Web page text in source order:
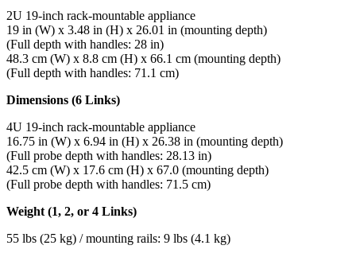
2U 19-inch rack-mountable appliance
19 in (W) x 3.48 in (H) x 26.01 in (mounting depth)
(Full depth with handles: 28 in)
48.3 cm (W) x 8.8 cm (H) x 66.1 cm (mounting depth)
(Full depth with handles: 71.1 cm)
Dimensions (6 Links)
4U 19-inch rack-mountable appliance
16.75 in (W) x 6.94 in (H) x 26.38 in (mounting depth)
(Full probe depth with handles: 28.13 in)
42.5 cm (W) x 17.6 cm (H) x 67.0 (mounting depth)
(Full probe depth with handles: 71.5 cm)
Weight (1, 2, or 4 Links)
55 lbs (25 kg) / mounting rails: 9 lbs (4.1 kg)